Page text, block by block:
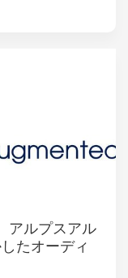
アルプスアル
たオーディ